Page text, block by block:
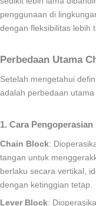
penggunaan di
dengan fleksibilitas lebih
Perbedaan Utama
Setelah mengetahui
adalah perbedaan
1. Cara Pengoperasian
Chain Block:
tangan untuk
berlaku secara vertikal,
dengan ketinggian tetap.
Lever Block: